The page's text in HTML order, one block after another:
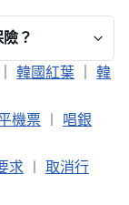
？
韓國紅葉
韓
機票 ︱ 唱銀
求 ︱ 取消行